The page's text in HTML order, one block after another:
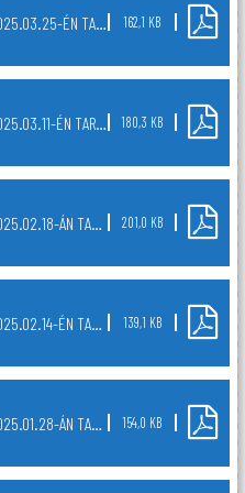
KÉPVISELŐ-TESTÜLETI DÖNTÉSEK A 2025.03.25-ÉN TARTOTT NYÍLT TESTÜLETI ÜLÉSRŐL 162,1 KB
KÉPVISELŐ-TESTÜLETI DÖNTÉSEK A 2025.03.11-ÉN TARTOTT NYÍLT TESTÜLETI ÜLÉSRŐL 180,3 KB
KÉPVISELŐ-TESTÜLETI DÖNTÉSEK A 2025.02.18-ÁN TARTOTT NYÍLT TESTÜLETI ÜLÉSRŐL 201,0 KB
KÉPVISELŐ-TESTÜLETI DÖNTÉSEK A 2025.02.14-ÉN TARTOTT NYÍLT TESTÜLETI ÜLÉSRŐL 139,1 KB
KÉPVISELŐ-TESTÜLETI DÖNTÉSEK A 2025.01.28-ÁN TARTOTT RENDKÍVÜLI NYÍLT TESTÜLETI ÜLÉSRŐL 154,0 KB